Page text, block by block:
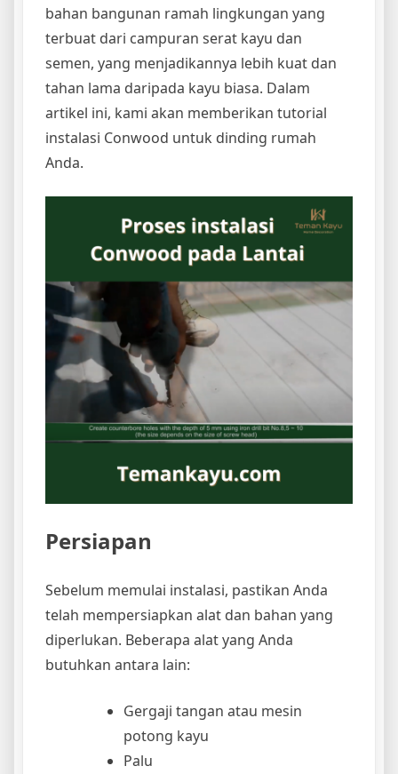
bahan bangunan ramah lingkungan yang
terbuat dari campuran serat kayu dan
semen, yang menjadikannya lebih kuat dan
tahan lama daripada kayu biasa. Dalam
artikel ini, kami akan memberikan tutorial
instalasi Conwood untuk dinding rumah
Anda.
Persiapan
Sebelum memulai instalasi, pastikan Anda
telah mempersiapkan alat dan bahan yang
diperlukan. Beberapa alat yang Anda
butuhkan antara lain:
Gergaji tangan atau mesin
potong kayu
Palu